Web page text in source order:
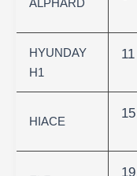
ALPHARD
HYUNDAY
H1
11
HIACE
15
19